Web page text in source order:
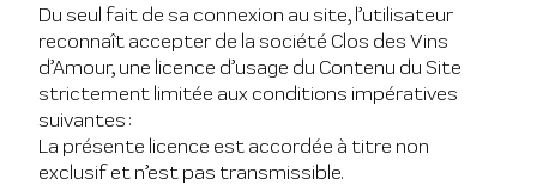
Du seul fait de sa connexion au site, l’utilisateur
reconnaît accepter de la société Clos des Vins
d’Amour, une licence d’usage du Contenu du Site
strictement limitée aux conditions impératives
suivantes :
La présente licence est accordée à titre non
exclusif et n’est pas transmissible.